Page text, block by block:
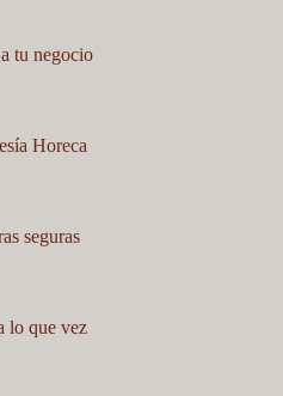
tu negocio
Horeca
seguras
lo que vez